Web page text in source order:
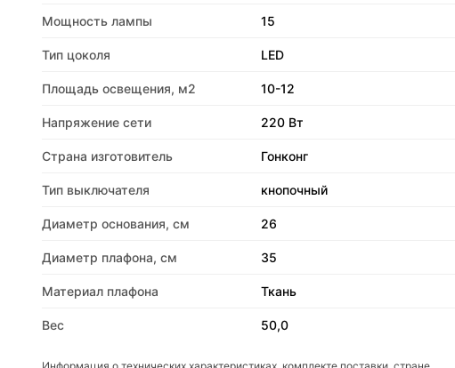
Мощность лампы 15
Тип цоколя LED
Площадь освещения, м2 10-12
Напряжение сети 220 Вт
Страна изготовитель Гонконг
Тип выключателя кнопочный
Диаметр основания, см 26
Диаметр плафона, см 35
Материал плафона Ткань
Вес 50,0